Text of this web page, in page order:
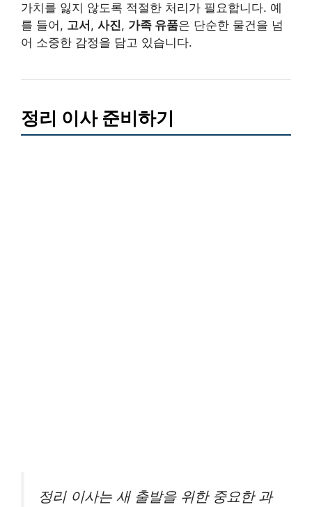
가치를 잃지 않도록 적절한 처리가 필요합니다. 예
를 들어, 고서 , 사진, 가족 유품은 단순한 물건을 넘
어 소중한 감정을 담고 있습니다.
정리 이사 준비하기
정리 이사는 새 출발을 위한 중요한 과